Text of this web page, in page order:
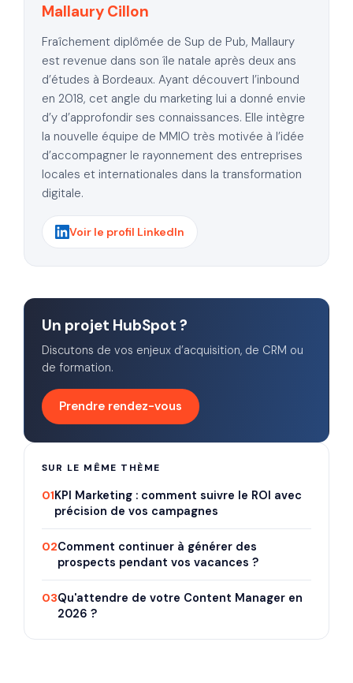
Mallaury Cillon
Fraîchement diplômée de Sup de Pub, Mallaury
est revenue dans son île natale après deux ans
d’études à Bordeaux. Ayant découvert l’inbound
en 2018, cet angle du marketing lui a donné envie
d’y d’approfondir ses connaissances. Elle intègre
la nouvelle équipe de MMIO très motivée à l’idée
d’accompagner le rayonnement des entreprises
locales et internationales dans la transformation
digitale.
Voir le profil LinkedIn
Un projet HubSpot ?
Discutons de vos enjeux d’acquisition, de CRM ou
de formation.
Prendre rendez-vous
SUR LE MÊME THÈME
01KPI Marketing : comment suivre le ROI avec
précision de vos campagnes
02Comment continuer à générer des
prospects pendant vos vacances ?
03Qu'attendre de votre Content Manager en
2026 ?